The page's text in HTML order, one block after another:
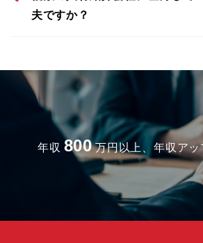
夫ですか？
年収 800 万円以上、年収アッ